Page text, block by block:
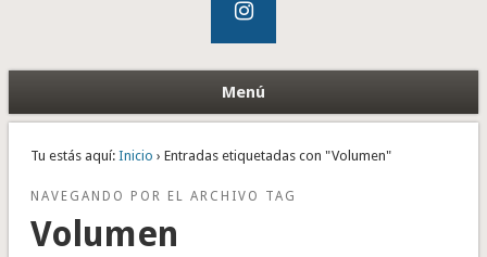
Menú
Tu estás aquí: Inicio › Entradas etiquetadas con "Volumen"
NAVEGANDO POR EL ARCHIVO TAG
Volumen